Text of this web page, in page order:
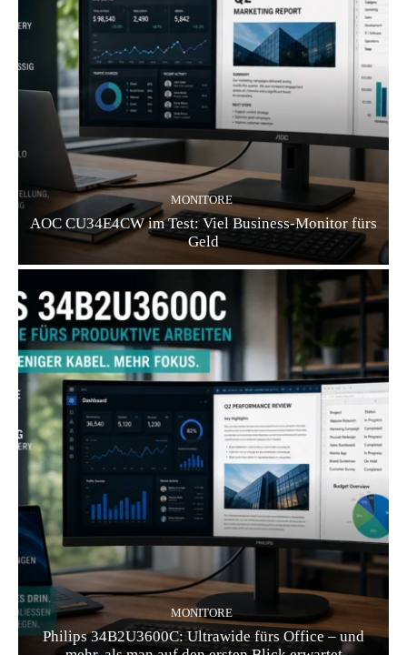
MONITORE
AOC CU34E4CW im Test: Viel Business-Monitor fürs
Geld
MONITORE
Philips 34B2U3600C: Ultrawide fürs Office – und